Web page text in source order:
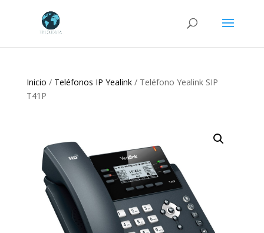
productos
Inicio / Teléfonos IP Yealink/ Teléfono Yealink SIP
T41P